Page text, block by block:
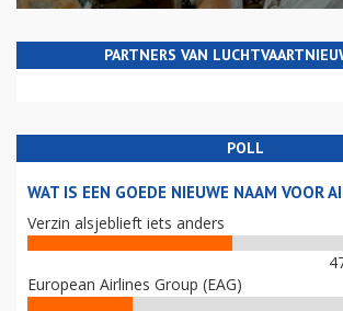
PARTNERS VAN
POLL
WAT IS EEN GOEDE NIEUWE NAAM VOOR
Verzin alsjeblieft iets anders
European Airlines Group (EAG)